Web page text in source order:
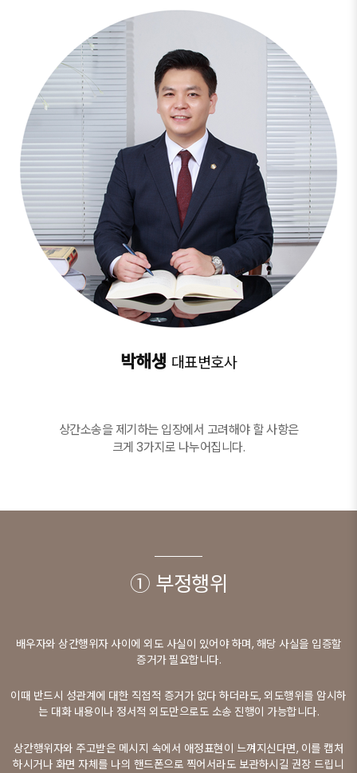
박해생 대표변호사
상간소송을 제기하는 입장에서 고려해야 할 사항은
크게 3가지로 나누어집니다.
① 부정행위
배우자와 상간행위자 사이에 외도 사실이 있어야 하며, 해당 사실을 입증할
증거가 필요합니다.
이때 반드시 성관계에 대한 직접적 증거가 없다 하더라도, 외도행위를 암시하
는 대화 내용이나 정서적 외도만으로도 소송 진행이 가능합니다.
상간행위자와 주고받은 메시지 속에서 애정표현이 느껴지신다면, 이를 캡처
하시거나 화면 자체를 나의 핸드폰으로 찍어서라도 보관하시길 권장 드립니